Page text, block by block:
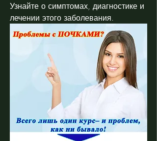
Узнайте о симптомах, диагностике и
лечении этого заболевания.